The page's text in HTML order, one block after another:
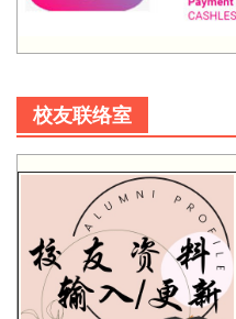
校友联络室